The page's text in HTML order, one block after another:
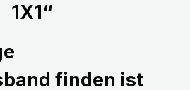
1X1“
finden ist